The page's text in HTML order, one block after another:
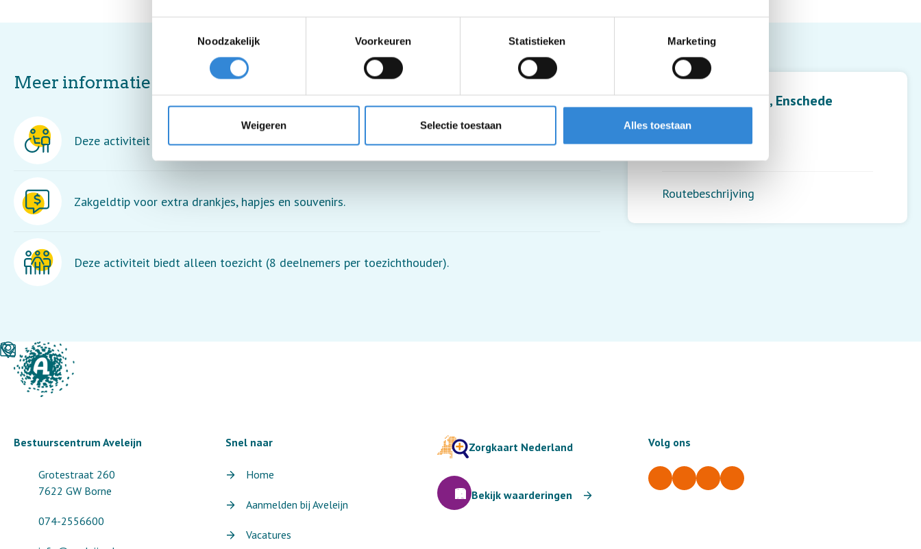
Noodzakelijk
Voorkeuren Statistieken Marketing
Weigeren Selectie toestaan Alles toestaan
Bowling Enschede, Enschede
Colosseum 72
7521 PT,Enschede
Routebeschrijving
Meer informatie
Deze activiteit is rolstoel toegankelijk maar je moet wel in en uit de rolstoel kunnen stappen.
Zakgeldtip voor extra drankjes, hapjes en souvenirs.
Deze activiteit biedt alleen toezicht (8 deelnemers per toezichthouder).
Bestuurscentrum Aveleijn
Grotestraat 260
7622 GW Borne
074-2556600
Snel naar
Home
Aanmelden bij Aveleijn
Vacatures
Zorgkaart Nederland
Bekijk waarderingen
Volg ons